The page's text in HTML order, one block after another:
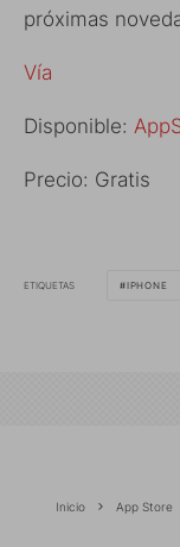
próximas
Vía
Disponible:
Precio: Gratis
ETIQUETAS IPHONE
Inicio App Store